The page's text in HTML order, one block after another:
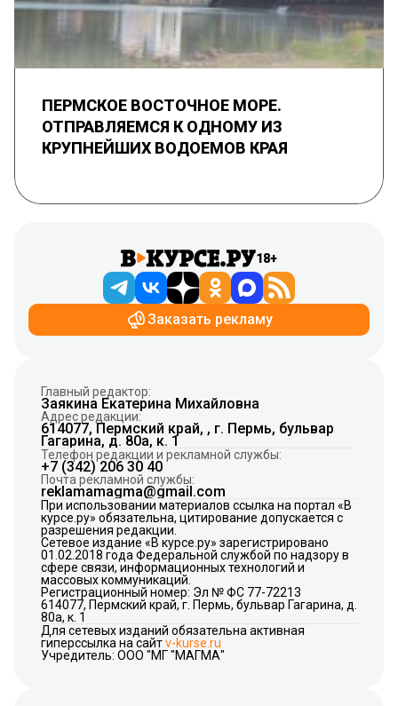
ПЕРМСКОЕ ВОСТОЧНОЕ МОРЕ.
ОТПРАВЛЯЕМСЯ К ОДНОМУ ИЗ
КРУПНЕЙШИХ ВОДОЕМОВ КРАЯ
18+
Заказать рекламу
Главный редактор:
Заякина Екатерина Михайловна
Адрес редакции:
614077, Пермский край, , г. Пермь, бульвар
Гагарина, д. 80а, к. 1
Телефон редакции и рекламной службы:
+7 (342) 206 30 40
Почта рекламной службы:
reklamamagma@gmail.com
При использовании материалов ссылка на портал «В
курсе.ру» обязательна, цитирование допускается с
разрешения редакции.
Сетевое издание «В курсе.ру» зарегистрировано
01.02.2018 года Федеральной службой по надзору в
сфере связи, информационных технологий и
массовых коммуникаций.
Регистрационный номер: Эл № ФС 77-72213
614077, Пермский край, г. Пермь, бульвар Гагарина, д.
80а, к. 1
Для сетевых изданий обязательна активная
гиперссылка на сайтv-kurse.ru
Учредитель: ООО "МГ "МАГМА"